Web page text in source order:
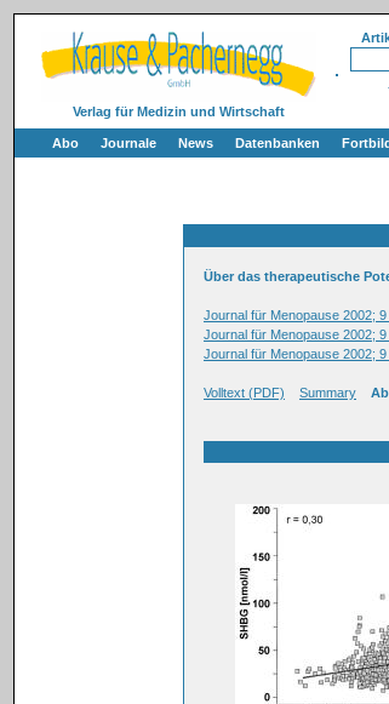
Verlag für Medizin und Wirtschaft
Abo Journale News Datenbanken
Über das therapeutische
Journal für Menopause 2002;
Journal für Menopause 2002;
Journal für Menopause 2002;
Volltext (PDF) Summary